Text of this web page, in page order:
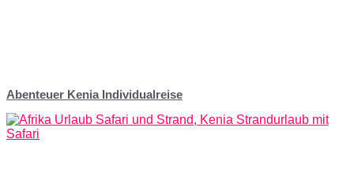
Abenteuer Kenia Individualreise